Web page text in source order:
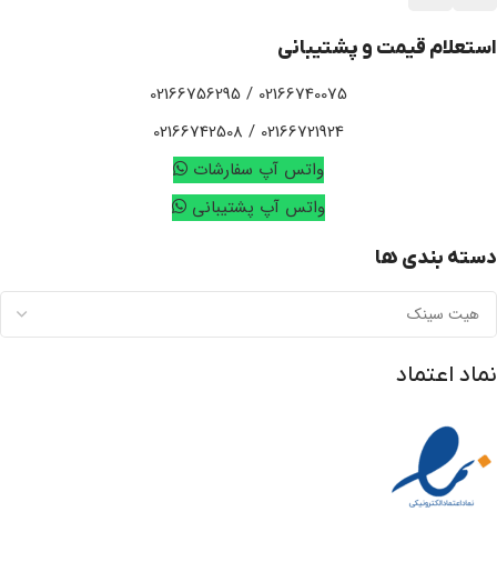
استعلام قیمت و پشتیبانی
02166740075 / 02166756295
02166721924 / 02166742508
واتس آپ سفارشات
واتس آپ پشتیبانی
دسته بندی ها
نماد اعتماد